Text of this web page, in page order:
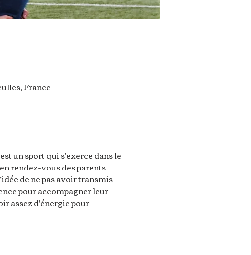
France
un sport qui s'exerce dans le
rendez-vous des parents
de ne pas avoir transmis
pour accompagner leur
assez d'énergie pour